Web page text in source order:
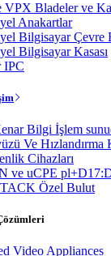
VPX Bladeler ve
Anakartlar
Bilgisayar Çevre
Bilgisayar Kasası
IPC
Bilgi İşlem
Ve Hızlandırma
Cihazları
ve uCPE
Özel Bulut
Video Appliances